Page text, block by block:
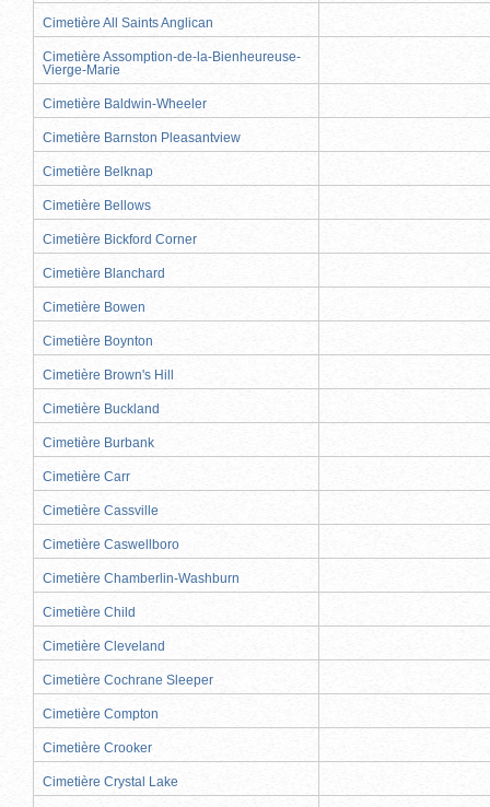
Cimetière All Saints Anglican
Cimetière Assomption-de-la-Bienheureuse-
Vierge-Marie
Cimetière Baldwin-Wheeler
Cimetière Barnston Pleasantview
Cimetière Belknap
Cimetière Bellows
Cimetière Bickford Corner
Cimetière Blanchard
Cimetière Bowen
Cimetière Boynton
Cimetière Brown's Hill
Cimetière Buckland
Cimetière Burbank
Cimetière Carr
Cimetière Cassville
Cimetière Caswellboro
Cimetière Chamberlin-Washburn
Cimetière Child
Cimetière Cleveland
Cimetière Cochrane Sleeper
Cimetière Compton
Cimetière Crooker
Cimetière Crystal Lake